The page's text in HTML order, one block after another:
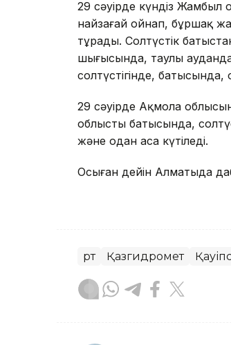
29 сәуірде күндіз Жамбыл
найзағай ойнап, бұршақ
тұрады. Солтүстік
шығысында, таулы
солтүстігінде,
29 сәуірде Ақмола
облыстың батысында,
және одан аса күтіледі.
Осыған дейін Алматыда
Өрт Қазгидромет